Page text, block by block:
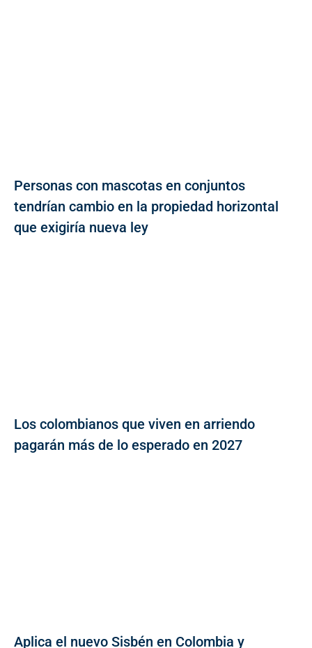
Personas con mascotas en conjuntos
tendrían cambio en la propiedad horizontal
que exigiría nueva ley
Los colombianos que viven en arriendo
pagarán más de lo esperado en 2027
Aplica el nuevo Sisbén en Colombia y